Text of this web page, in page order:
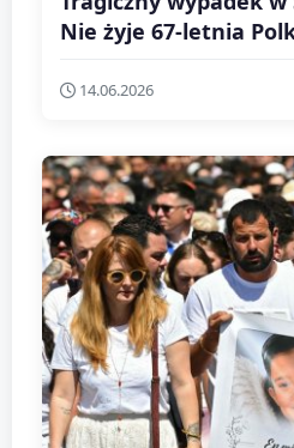
Nie żyje 67-letnia
14.06.2026